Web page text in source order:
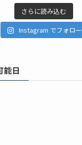
さらに読み込む
Instagram でフォロー
能日